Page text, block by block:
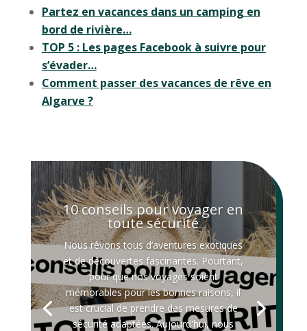
Partez en vacances dans un camping en
bord de rivière…
TOP 5 : Les pages Facebook à suivre pour
s’évader…
Comment passer des vacances de rêve en
Algarve ?
10 conseils pour voyager en
toute sécurité
Nous rêvons tous d’aventures exotiques
et de découvertes fascinantes. Pourtant,
pour que nos voyages soient
mémorables pour les bonnes raisons, il
est crucial de prendre des mesures de
sécurité adaptées. Aujourd'hui, nous